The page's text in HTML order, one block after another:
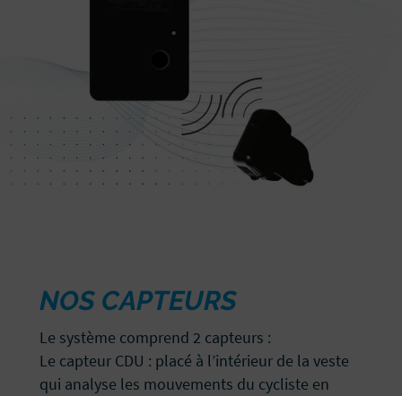
NOS CAPTEURS
Le système comprend 2 capteurs :
Le capteur CDU : placé à l’intérieur de la veste
qui analyse les mouvements du cycliste en